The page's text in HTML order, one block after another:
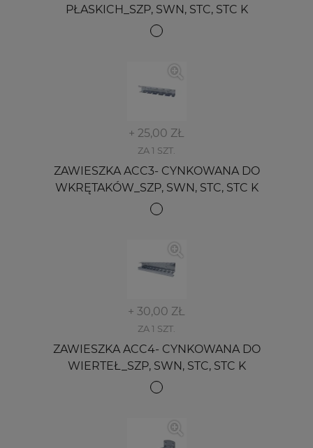
PŁASKICH_SZP, SWN, STC, STC K
+ 25,00 ZŁ
ZA 1 SZT.
ZAWIESZKA ACC3- CYNKOWANA DO
WKRĘTAKÓW_SZP, SWN, STC, STC K
+ 30,00 ZŁ
ZA 1 SZT.
ZAWIESZKA ACC4- CYNKOWANA DO
WIERTEŁ_SZP, SWN, STC, STC K